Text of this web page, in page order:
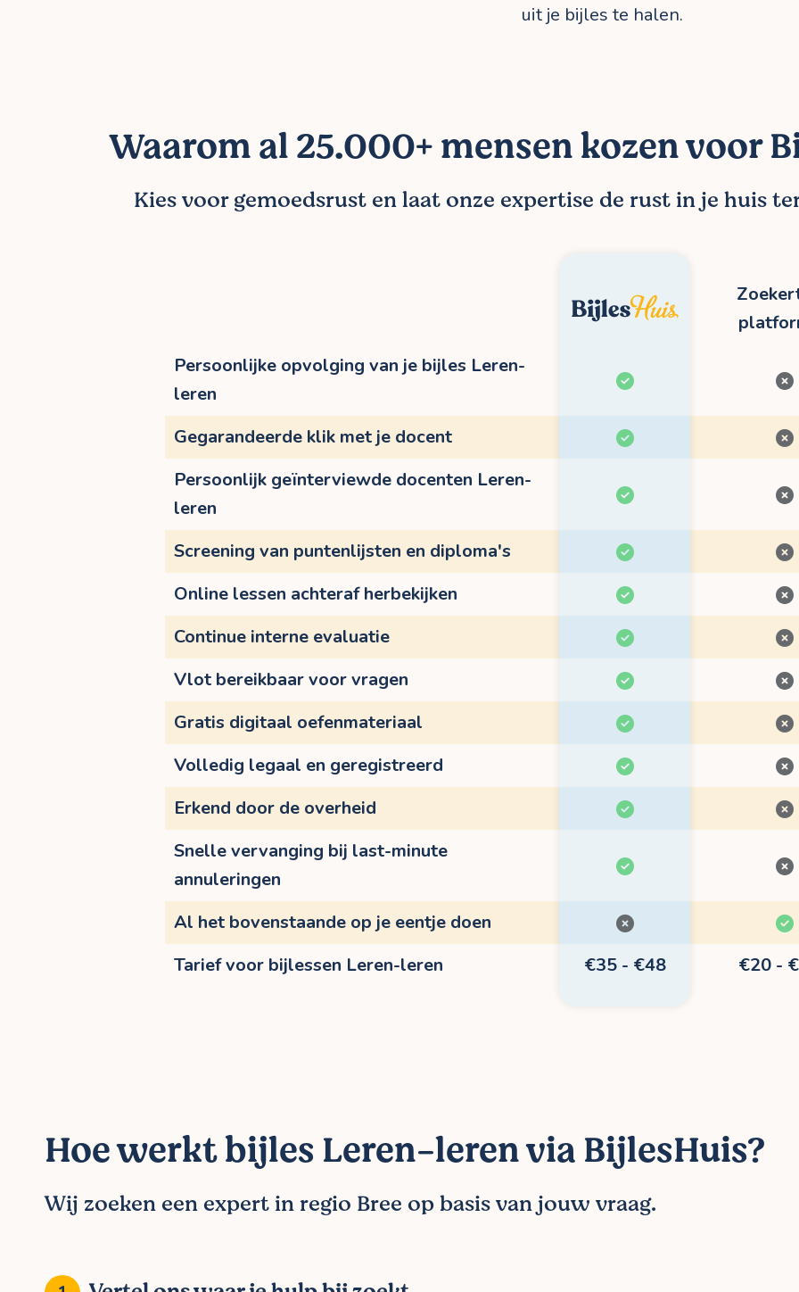
uit je bijles te halen.
Waarom al 25.000+ mensen kozen voor
Kies voor gemoedsrust en laat onze expertise de rust in je huis
Persoonlijke opvolging van je bijles Leren-
leren
Gegarandeerde klik met je docent
Persoonlijk geïnterviewde docenten Leren-
leren
Screening van puntenlijsten en diploma's
Online lessen achteraf herbekijken
Continue interne evaluatie
Vlot bereikbaar voor vragen
Gratis digitaal oefenmateriaal
Volledig legaal en geregistreerd
Erkend door de overheid
Snelle vervanging bij last-minute
annuleringen
Al het bovenstaande op je eentje doen
Tarief voor bijlessen Leren-leren
€35 - €48 €20 -
Hoe werkt bijles Leren-leren via BijlesHuis?
Wij zoeken een expert in regio Bree op basis van jouw vraag.